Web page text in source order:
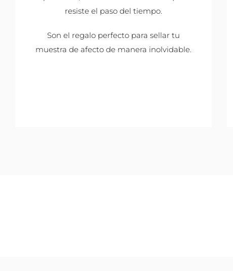
resiste el paso del tiempo.
Son el regalo perfecto para sellar tu
muestra de afecto de manera inolvidable.